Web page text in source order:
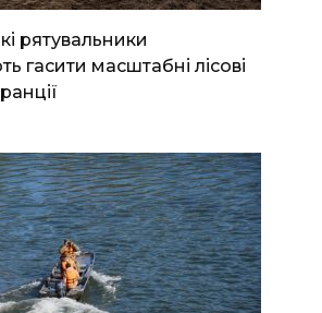
рятувальники
гасити масштабні лісові